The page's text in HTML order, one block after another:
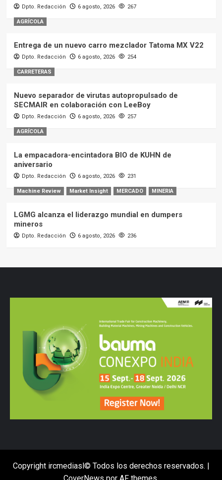
Dpto. Redacción 6 agosto, 2026 267
AGRÍCOLA
Entrega de un nuevo carro mezclador Tatoma MX V22
Dpto. Redacción 6 agosto, 2026 254
CARRETERAS
Nuevo separador de virutas autopropulsado de
SECMAIR en colaboración con LeeBoy
Dpto. Redacción 6 agosto, 2026 257
AGRÍCOLA
La empacadora-encintadora BIO de KUHN de
aniversario
Dpto. Redacción 6 agosto, 2026 231
Machine Review Market Insight MERCADO MINERIA
LGMG alcanza el liderazgo mundial en dumpers
mineros
Dpto. Redacción 6 agosto, 2026 236
Copyright ircmediasl© Todos los derechos reservados. |
CoverNews por AF themes.